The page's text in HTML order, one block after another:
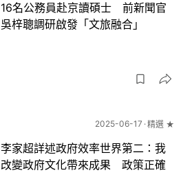
16名公務員赴京讀碩士 前新聞官
吳梓聰調研啟發「文旅融合」
2025-06-17 精選 ★
李家超詳述政府效率世界第二：我
改變政府文化帶來成果 政策正確